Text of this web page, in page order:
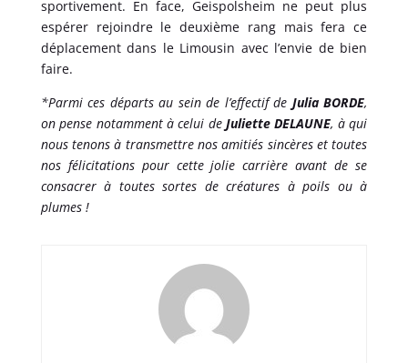
sportivement. En face, Geispolsheim ne peut plus
espérer rejoindre le deuxième rang mais fera ce
déplacement dans le Limousin avec l’envie de bien
faire.
*Parmi ces départs au sein de l’effectif de Julia BORDE,
on pense notamment à celui deJuliette DELAUNE, à qui
nous tenons à transmettre nos amitiés sincères et toutes
nos félicitations pour cette jolie carrière avant de se
consacrer à toutes sortes de créatures à poils ou à
plumes !